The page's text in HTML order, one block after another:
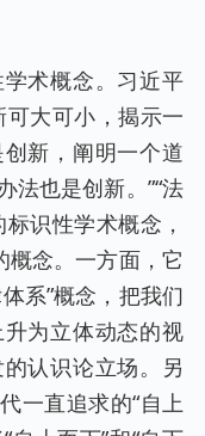
术概念。习近平
可大可小，揭示一
新，阐明一个道
法也是创新。”“法
识性学术概念，
概念。一方面，它
系”概念，把我们
为立体动态的视
认识论立场。另
一直追求的“自上